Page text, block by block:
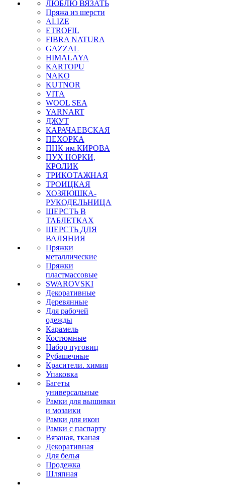
ЛЮБЛЮ ВЯЗАТЬ
Пряжа из шерсти
ALIZE
ETROFIL
FIBRA NATURA
GAZZAL
HIMALAYA
KARTOPU
NAKO
KUTNOR
VITA
WOOL SEA
YARNART
ДЖУТ
КАРАЧАЕВСКАЯ
ПЕХОРКА
ПНК им.КИРОВА
ПУХ НОРКИ,
КРОЛИК
ТРИКОТАЖНАЯ
ТРОИЦКАЯ
ХОЗЯЮШКА-
РУКОДЕЛЬНИЦА
ШЕРСТЬ В
ТАБЛЕТКАХ
ШЕРСТЬ ДЛЯ
ВАЛЯНИЯ
Пряжки
металлические
Пряжки
пластмассовые
SWAROVSKI
Декоративные
Деревянные
Для рабочей
одежды
Карамель
Костюмные
Набор пуговиц
Рубашечные
Красители. химия
Упаковка
Багеты
универсальные
Рамки для вышивки
и мозаики
Рамки для икон
Рамки с паспарту
Вязаная, тканая
Декоративная
Для белья
Продежка
Шляпная